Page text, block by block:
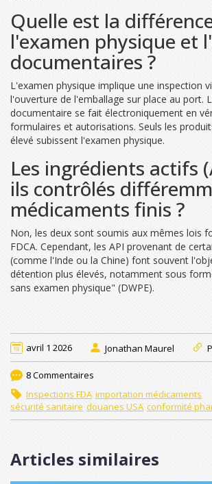
Quelle est la
l'examen physique et
documentaires ?
L'examen physique implique une inspection
l'ouverture de l'emballage sur place au port.
documentaire se fait électroniquement en
formulaires et autorisations. Seuls les
élevé subissent l'examen physique.
Les ingrédients actifs
ils contrôlés
médicaments finis ?
Non, les deux sont soumis aux mêmes lois
FDCA. Cependant, les API provenant de
(comme l'Inde ou la Chine) font souvent
détention plus élevés, notamment sous
sans examen physique" (DWPE).
avril 1 2026 Jonathan Maurel
8 Commentaires
Inspections FDA importation médicaments
sécurité sanitaire douanes USA conformité
Articles similaires